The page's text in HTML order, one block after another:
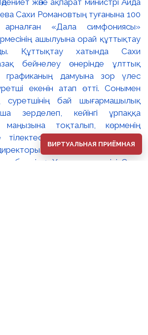
ВИРТУАЛЬНАЯ ПРИЁМНАЯ